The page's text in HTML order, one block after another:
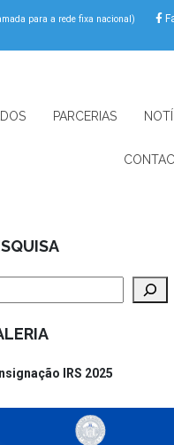
para a rede fixa nacional)
PARCERIAS
IRS 2025